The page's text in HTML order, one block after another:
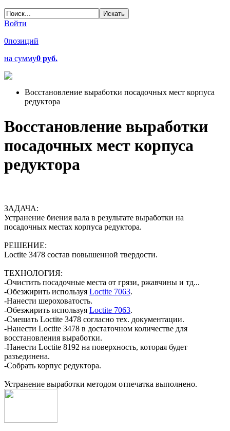
Войти
0позиций
на сумму0 руб.
Восстановление выработки посадочных мест корпуса
редуктора
Восстановление выработки
посадочных мест корпуса
редуктора
ЗАДАЧА:
Устранение биения вала в результате выработки на
посадочных местах корпуса редуктора.
РЕШЕНИЕ:
Loctite 3478 состав повышенной твердости.
ТЕХНОЛОГИЯ:
-Очистить посадочные места от грязи, ржавчины и тд...
-Обезжирить используя Loctite 7063.
-Нанести шероховатость.
-Обезжирить используя Loctite 7063.
-Смешать Loctite 3478 согласно тех. документации.
-Нанести Loctite 3478 в достаточном количестве для
восстановления выработки.
-Нанести Loctite 8192 на поверхность, которая будет
разъединена.
-Собрать корпус редуктора.
Устранение выработки методом отпечатка выполнено.